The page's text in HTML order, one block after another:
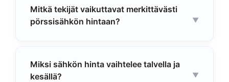
Mitkä tekijät vaikuttavat merkittävästi
pörssisähkön hintaan?
Miksi sähkön hinta vaihtelee talvella ja
kesällä?